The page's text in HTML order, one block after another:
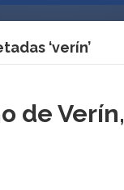
‘verín’
de Verín,